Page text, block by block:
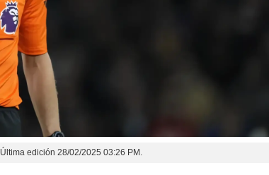
Última edición 28/02/2025 03:26 PM.